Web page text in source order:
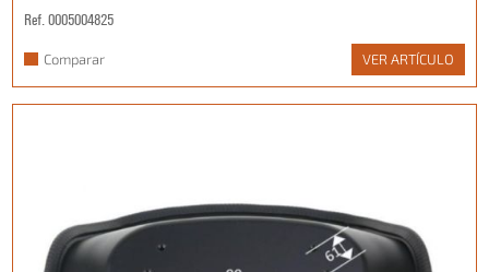
Ref. 0005004825
Comparar VER ARTÍCULO